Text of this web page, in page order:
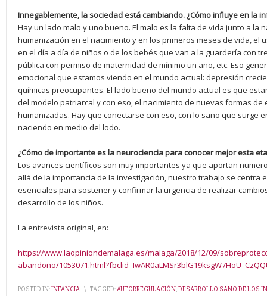
Innegablemente, la sociedad está cambiando. ¿Cómo influye en la
Hay un lado malo y uno bueno. El malo es la falta de vida junto a la
humanización en el nacimiento y en los primeros meses de vida, el
en el día a día de niños o de los bebés que van a la guardería con
pública con permiso de maternidad de mínimo un año, etc. Eso
emocional que estamos viendo en el mundo actual: depresión
químicas preocupantes. El lado bueno del mundo actual es que
del modelo patriarcal y con eso, el nacimiento de nuevas formas de
humanizadas. Hay que conectarse con eso, con lo sano que surge
naciendo en medio del lodo.
¿Cómo de importante es la neurociencia para conocer mejor esta
Los avances científicos son muy importantes ya que aportan
allá de la importancia de la investigación, nuestro trabajo se centra
esenciales para sostener y confirmar la urgencia de realizar
desarrollo de los niños.
La entrevista original, en:
https://www.laopiniondemalaga.es/malaga/2018/12/09/
abandono/
POSTED IN:INFANCIA \ TAGGED:AUTORREGULACIÓN,DESARROLLO SANO DE LOS